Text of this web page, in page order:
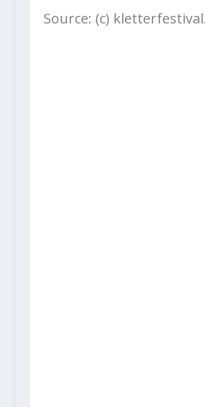
Source: (c)